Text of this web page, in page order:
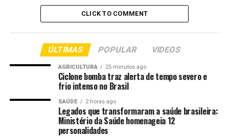
cobrada diariamente pela população e que tem total
interesse dos parlamentares em avançar”, afirmou Max
Russi.
O presidente da Assembleia destacou que a operação
financeira permitirá ampliar a capacidade de
investimento do Estado em habitação e fortalecer uma
das principais metas da gestão estadual. Segundo Russi,
a situação fiscal de Mato Grosso possibilita a busca por
financiamentos com condições mais favoráveis,
aumentando os recursos destinados a áreas sociais.
CLICK TO COMMENT
ÚLTIMAS POPULAR VIDEOS
AGRICULTURA 25 minutos ago
Ciclone bomba traz alerta de tempo severo e
frio intenso no Brasil
SAÚDE 2 horas ago
Legados que transformaram a saúde brasileira:
Ministério da Saúde homenageia 12
personalidades